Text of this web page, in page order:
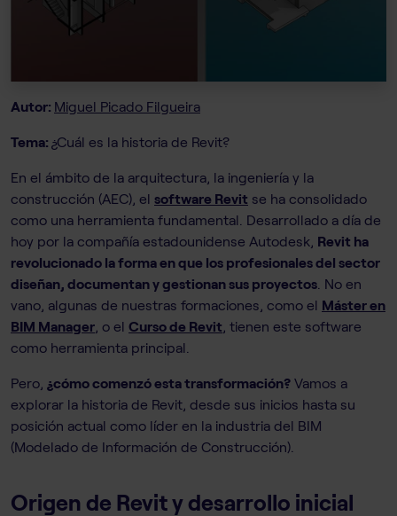
Autor: Miguel Picado Filgueira
Tema: ¿Cuál es la historia de Revit?
En el ámbito de la arquitectura, la ingeniería y la
construcción (AEC), el software Revit se ha consolidado
como una herramienta fundamental. Desarrollado a día de
hoy por la compañía estadounidense Autodesk, Revit ha
revolucionado la forma en que los profesionales del sector
diseñan, documentan y gestionan sus proyectos . No en
vano, algunas de nuestras formaciones, como el Máster en
BIM Manager , o el Curso de Revit , tienen este software
como herramienta principal.
Pero, ¿cómo comenzó esta transformación? Vamos a
explorar la historia de Revit, desde sus inicios hasta su
posición actual como líder en la industria del BIM
(Modelado de Información de Construcción).
Origen de Revit y desarrollo inicial